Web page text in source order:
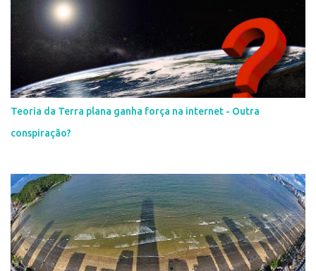
Teoria da Terra plana ganha força na internet - Outra
conspiração?